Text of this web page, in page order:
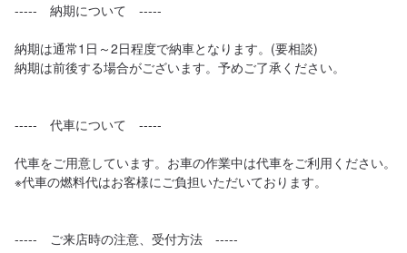
-----　納期について　-----
納期は通常1日～2日程度で納車となります。(要相談)
納期は前後する場合がございます。予めご了承ください。
-----　代車について　-----
代車をご用意しています。お車の作業中は代車をご利用ください。
※代車の燃料代はお客様にご負担いただいております。
-----　ご来店時の注意、受付方法　-----